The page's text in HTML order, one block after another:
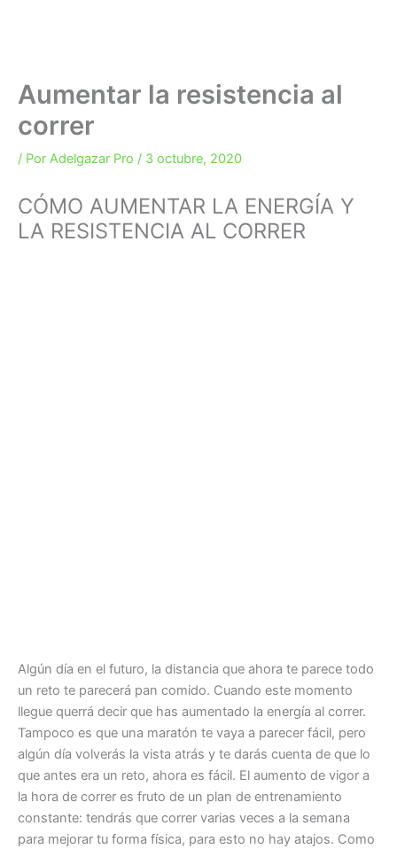
Aumentar la resistencia al
correr
/ Por Adelgazar Pro / 3 octubre, 2020
CÓMO AUMENTAR LA ENERGÍA Y
LA RESISTENCIA AL CORRER
Algún día en el futuro, la distancia que ahora te parece todo
un reto te parecerá pan comido. Cuando este momento
llegue querrá decir que has aumentado la energía al correr.
Tampoco es que una maratón te vaya a parecer fácil, pero
algún día volverás la vista atrás y te darás cuenta de que lo
que antes era un reto, ahora es fácil. El aumento de vigor a
la hora de correr es fruto de un plan de entrenamiento
constante: tendrás que correr varias veces a la semana
para mejorar tu forma física, para esto no hay atajos. Como